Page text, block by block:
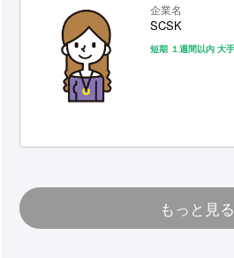
企業名
SCSK
短期 １週間以内 大
もっと見る